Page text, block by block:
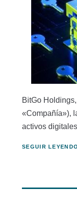
BitGo
«Compañía»),
activos
SEGUIR LEYENDO